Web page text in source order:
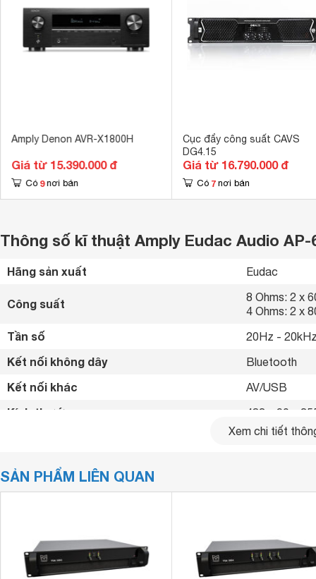
Amply Denon AVR-X1800H
Giá từ 15.390.000 đ
Có 9 nơi bán
Cục đẩy công suất CAVS
DG4.15
Giá từ 16.790.000 đ
Có 7 nơi bán
Thông số kĩ thuật Amply Eudac Audio AP-
Hãng sản xuất Eudac
Công suất
8 Ohms: 2 x
4 Ohms: 2 x
Tần số 20Hz -
Kết nối không dây Bluetooth
Kết nối khác AV/USB
Kích thước 483 x 90 x
16 kg
Xem chi tiết
SẢN PHẨM LIÊN QUAN